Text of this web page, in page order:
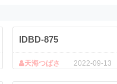
IDBD-875
2022-09-13
天海つばさ